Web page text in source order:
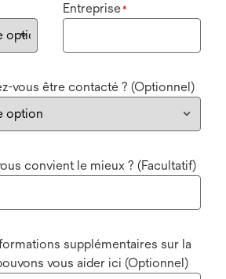
Entreprise*
vous être contacté ? (Optionnel)
convient le mieux ? (Facultatif)
supplémentaires sur la
vous aider ici (Optionnel)